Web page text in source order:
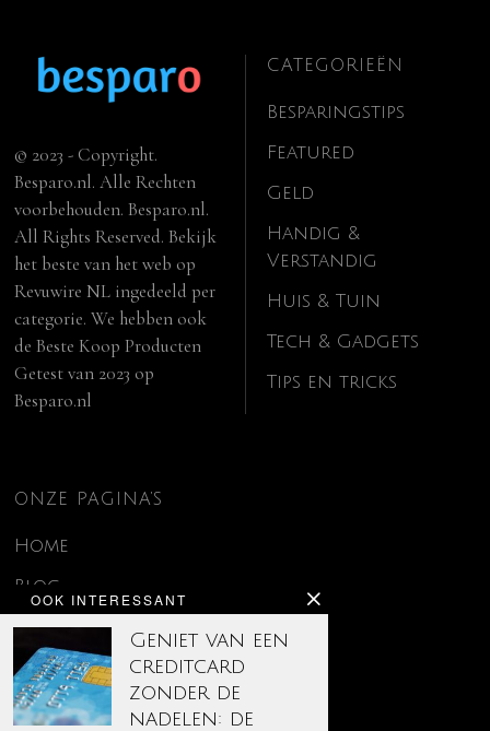
OOK INTERESSANT
Geniet van een
creditcard
zonder de
nadelen: de
© 2023 - Copyright.
Besparo.nl. Alle Rechten
voorbehouden. Besparo.nl.
All Rights Reserved. Bekijk
het beste van het web op
Revuwire NL ingedeeld per
categorie. We hebben ook
deBeste Koop Producten
Getest van 2023 op
Besparo.nl
CATEGORIEËN
Besparingstips
Featured
Geld
Handig &
Verstandig
Huis & Tuin
Tech & Gadgets
Tips en tricks
ONZE PAGINA’S
Home
Blog
Contact
Disclaimer
Over ons